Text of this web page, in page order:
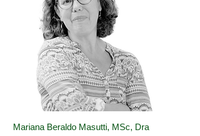
Mariana Beraldo Masutti, MSc, Dra